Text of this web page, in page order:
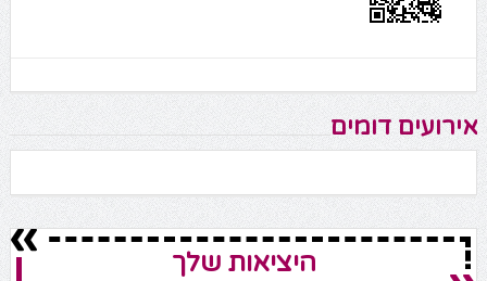
אירועים דומים
היציאות שלך